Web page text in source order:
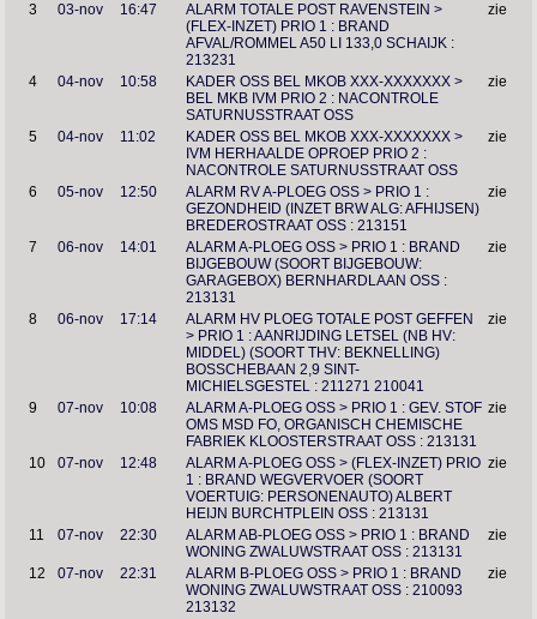
3 03-nov 16:47
ALARM TOTALE POST RAVENSTEIN >
(FLEX-INZET) PRIO 1 : BRAND
AFVAL/ROMMEL A50 LI 133,0 SCHAIJK :
213231
zie
4 04-nov 10:58
KADER OSS BEL MKOB XXX-XXXXXXX >
BEL MKB IVM PRIO 2 : NACONTROLE
SATURNUSSTRAAT OSS
zie
5 04-nov 11:02
KADER OSS BEL MKOB XXX-XXXXXXX >
IVM HERHAALDE OPROEP PRIO 2 :
NACONTROLE SATURNUSSTRAAT OSS
zie
6 05-nov 12:50
ALARM RV A-PLOEG OSS > PRIO 1 :
GEZONDHEID (INZET BRW ALG: AFHIJSEN)
BREDEROSTRAAT OSS : 213151
zie
7 06-nov 14:01
ALARM A-PLOEG OSS > PRIO 1 : BRAND
BIJGEBOUW (SOORT BIJGEBOUW:
GARAGEBOX) BERNHARDLAAN OSS :
213131
zie
8 06-nov 17:14
ALARM HV PLOEG TOTALE POST GEFFEN
> PRIO 1 : AANRIJDING LETSEL (NB HV:
MIDDEL) (SOORT THV: BEKNELLING)
BOSSCHEBAAN 2,9 SINT-
MICHIELSGESTEL : 211271 210041
zie
9 07-nov 10:08
ALARM A-PLOEG OSS > PRIO 1 : GEV. STOF
OMS MSD FO, ORGANISCH CHEMISCHE
FABRIEK KLOOSTERSTRAAT OSS : 213131
zie
10 07-nov 12:48
ALARM A-PLOEG OSS > (FLEX-INZET) PRIO
1 : BRAND WEGVERVOER (SOORT
VOERTUIG: PERSONENAUTO) ALBERT
HEIJN BURCHTPLEIN OSS : 213131
zie
11 07-nov 22:30
ALARM AB-PLOEG OSS > PRIO 1 : BRAND
WONING ZWALUWSTRAAT OSS : 213131
zie
12 07-nov 22:31
ALARM B-PLOEG OSS > PRIO 1 : BRAND
WONING ZWALUWSTRAAT OSS : 210093
213132
zie